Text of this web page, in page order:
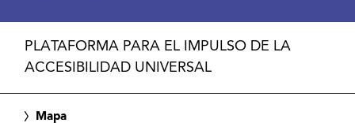
PLATAFORMA PARA EL IMPULSO DE LA
ACCESIBILIDAD UNIVERSAL
Mapa